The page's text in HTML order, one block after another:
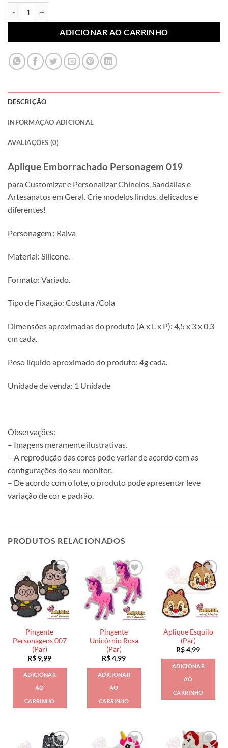
ADICIONAR AO CARRINHO
DESCRIÇÃO
INFORMAÇÃO ADICIONAL
AVALIAÇÕES (0)
Aplique Emborrachado Personagem 019
para Customizar e Personalizar Chinelos, Sandálias e
Artesanatos em Geral. Crie modelos lindos, delicados e
diferentes!
Personagem : Raiva
Material: Silicone.
Formato: Variado.
Tipo de Fixação: Costura /Cola
Dimensões aproximadas do produto (A x L x P): 4,5 x 3 x 0,3
cm cada.
Peso líquido aproximado do produto: 4g cada.
Unidade de venda: 1 Unidade
Observações:
– Imagens meramente ilustrativas.
– A reprodução das cores pode variar de acordo com as
configurações do seu monitor.
– De acordo com o lote, o produto pode apresentar leve
variação de cor e padrão.
PRODUTOS RELACIONADOS
Pingente
Personagens 007
(Par)
R$ 9,99
ADICIONAR
AO
CARRINHO
Pingente
Unicórnio Rosa
(Par)
R$4,99
ADICIONAR
AO
CARRINHO
Aplique Esquilo
(Par)
R$4,99
ADICIONAR
AO
CARRINHO